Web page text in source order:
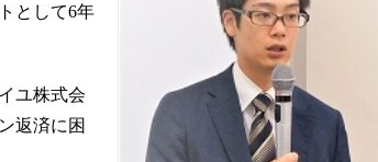
として6年
ユ株式会
返済に困